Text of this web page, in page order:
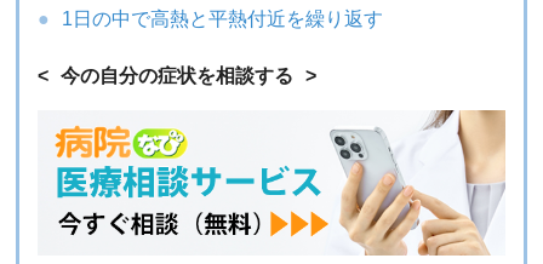
1日の中で高熱と平熱付近を繰り返す
今の自分の症状を相談する